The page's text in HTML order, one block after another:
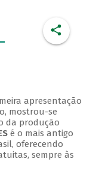
apresentação
mostrou-se
da produção
é o mais antigo
oferecendo
sempre às